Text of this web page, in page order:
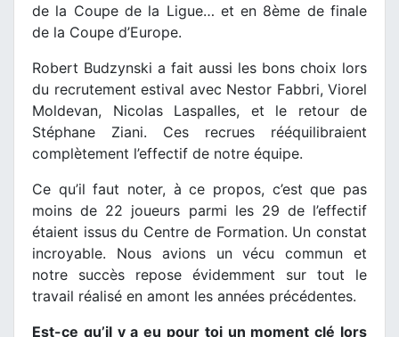
de la Coupe de la Ligue… et en 8ème de finale
de la Coupe d’Europe.
Robert Budzynski a fait aussi les bons choix lors
du recrutement estival avec Nestor Fabbri, Viorel
Moldevan, Nicolas Laspalles, et le retour de
Stéphane Ziani. Ces recrues rééquilibraient
complètement l’effectif de notre équipe.
Ce qu’il faut noter, à ce propos, c’est que pas
moins de 22 joueurs parmi les 29 de l’effectif
étaient issus du Centre de Formation. Un constat
incroyable. Nous avions un vécu commun et
notre succès repose évidemment sur tout le
travail réalisé en amont les années précédentes.
Est-ce qu’il y a eu pour toi un moment clé lors